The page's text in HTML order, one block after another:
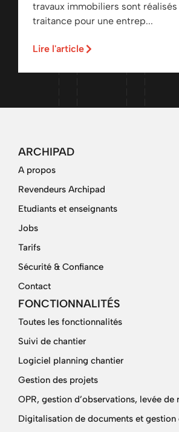
travaux immobiliers sont
traitance pour une entrep...
Lire l'article
ARCHIPAD
A propos
Revendeurs Archipad
Etudiants et enseignants
Jobs
Tarifs
Sécurité & Confiance
Contact
FONCTIONNALITÉS
Toutes les fonctionnalités
Suivi de chantier
Logiciel planning chantier
Gestion des projets
OPR, gestion d’observations, levée de
Digitalisation de documents et gestion